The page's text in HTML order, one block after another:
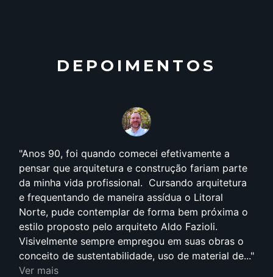
DEPOIMENTOS
Anos 90, foi quando comecei efetivamente a
pensar que arquitetura e construção fariam parte
da minha vida profissional. Cursando arquitetura
e frequentando de maneira assídua o Litoral
Norte, pude contemplar de forma bem próxima o
estilo proposto pelo arquiteto Aldo Fazioli.
Visivelmente sempre empregou em suas obras o
conceito de sustentabilidade, uso de material de...
Ver mais